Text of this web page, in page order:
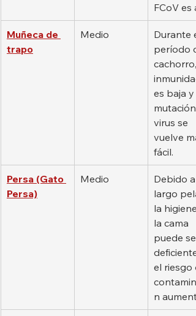
FCoV es
Muñeca de
trapo
Medio
Durante
período
cachorro,
es baja y
mutación
virus se
vuelve
fácil.
Persa (Gato
Persa)
Medio
Debido a
largo
la
la cama
puede ser
el riesgo
n